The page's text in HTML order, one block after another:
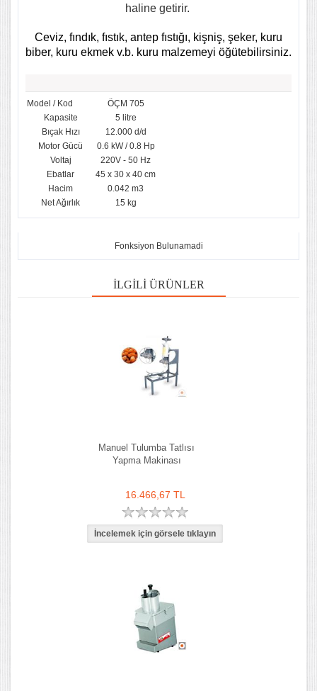
haline getirir.
Ceviz, fındık, fıstık, antep fıstığı, kişniş, şeker, kuru
biber, kuru ekmek v.b. kuru malzemeyi öğütebilirsiniz.
Model / Kod
ÖÇM 705
Kapasite
5 litre
Bıçak Hızı
12.000 d/d
Motor Gücü
0.6 kW / 0.8 Hp
Voltaj
220V - 50 Hz
Ebatlar
45 x 30 x 40 cm
Hacim
0.042 m3
Net Ağırlık
15 kg
Fonksiyon Bulunamadi
İLGILI ÜRÜNLER
Manuel Tulumba Tatlısı
Yapma Makinası
16.466,67 TL